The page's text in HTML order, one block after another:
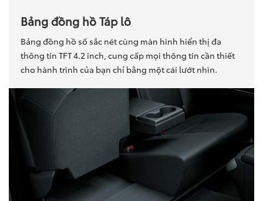
Bảng đồng hồ Táp lô
Bảng đồng hồ số sắc nét cùng màn hình hiển thị đa
thông tin TFT 4.2 inch, cung cấp mọi thông tin cần thiết
cho hành trình của bạn chỉ bằng một cái lướt nhìn.